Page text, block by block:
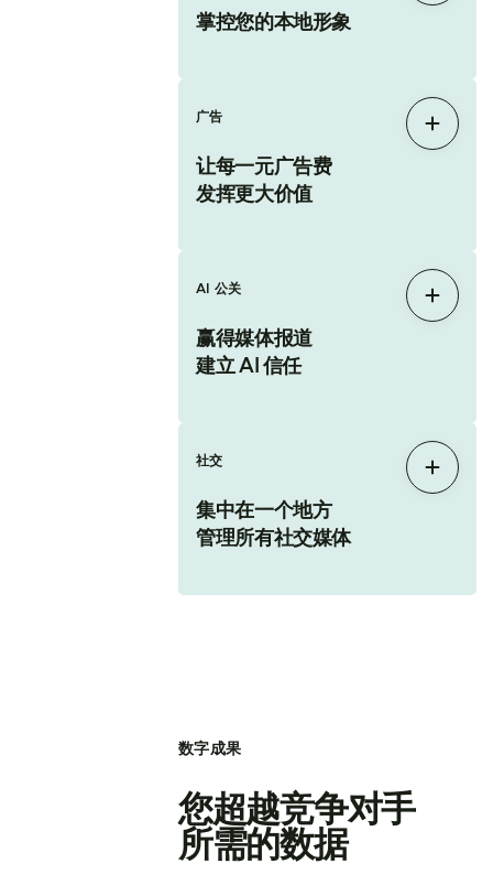
掌控您的本地形象
广告
让每一元广告费
发挥更大价值
展开
AI 公关
赢得媒体报道
建立 AI 信任
展开
社交
集中在一个地方
管理所有社交媒体
展开
数字成果
您超越竞争对手
所需的数据